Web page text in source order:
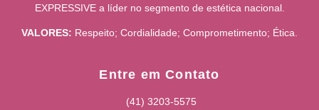
EXPRESSIVE a líder no segmento de estética nacional.
VALORES: Respeito; Cordialidade; Comprometimento; Ética.
Entre em Contato
(41) 3203-5575